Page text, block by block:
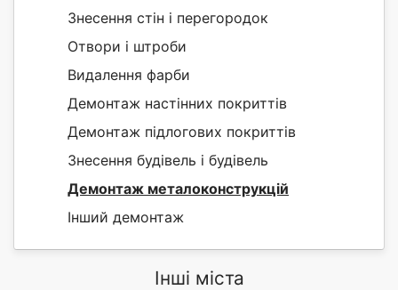
Знесення стін і перегородок
Отвори і штроби
Видалення фарби
Демонтаж настінних покриттів
Демонтаж підлогових покриттів
Знесення будівель і будівель
Демонтаж металоконструкцій
Інший демонтаж
Інші міста